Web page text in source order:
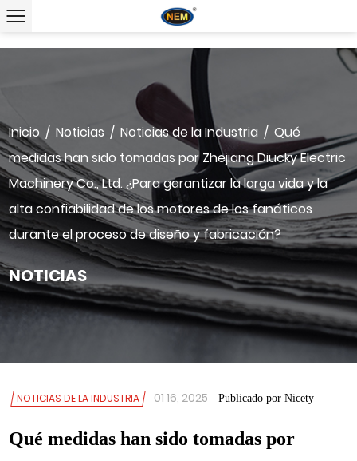
Inicio / Noticias / Noticias de la Industria / Qué
medidas han sido tomadas por Zhejiang Diucky Electric
Machinery Co., Ltd. ¿Para garantizar la larga vida y la
alta confiabilidad de los motores de los fanáticos
durante el proceso de diseño y fabricación?
NOTICIAS
NOTICIAS DE LA INDUSTRIA 01 16, 2025 Publicado por Nicety
Qué medidas han sido tomadas por